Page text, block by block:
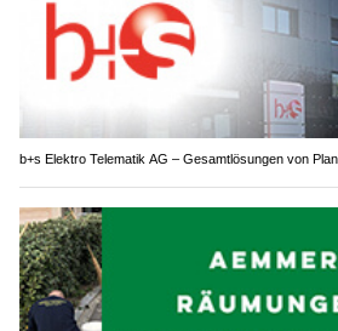
b+s Elektro Telematik AG – Gesamtlösungen von